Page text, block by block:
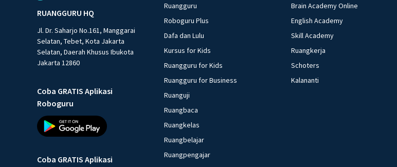
RUANGGURU HQ
Jl. Dr. Saharjo No.161, Manggarai
Selatan, Tebet, Kota Jakarta
Selatan, Daerah Khusus Ibukota
Jakarta 12860
Coba GRATIS Aplikasi
Roboguru
Coba GRATIS Aplikasi
Ruangguru
Roboguru Plus
Dafa dan Lulu
Kursus for Kids
Ruangguru for Kids
Ruangguru for Business
Ruanguji
Ruangbaca
Ruangkelas
Ruangbelajar
Ruangpengajar
Brain Academy Online
English Academy
Skill Academy
Ruangkerja
Schoters
Kalananti